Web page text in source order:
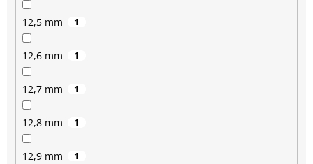
12,5 mm 1
12,6 mm 1
12,7 mm 1
12,8 mm 1
12,9 mm 1